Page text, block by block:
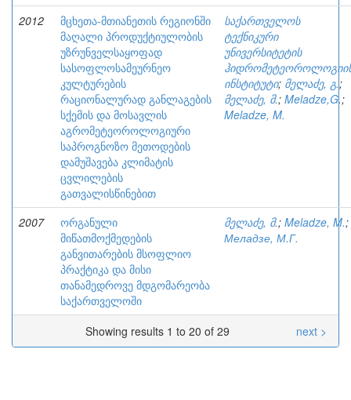
2012
მცხეთა-მთიანეთის რეგიონში
მაღალი პროდუქტიულობის
უზრუნველსაყოფად
სასოფლოსამეურნეო
კულტურების
რაციონალურად განლაგების
სქემის და მოსავლის
აგრომეტეოროლოგიური
საპროგნოზო მეთოდების
დამუშავება კლიმატის
ცვლილების
გათვალისწინებით
საქართველოს
ტექნიკური
უნივერსიტეტის
ინსტიტუტი; მელაძე, გ.;
მელაძე, მ.; Meladze,G.;
Meladze, M.
2007
ორგანული
მიწათმოქმედების
განვითარების მსოფლიო
პრაქტიკა და მისი
თანამედროვე მდგომარეობა
საქართველოში
მელაძე, მ.; Meladze, M.;
Меладзе, М.Г.
Showing results 1 to 20 of 29 next >